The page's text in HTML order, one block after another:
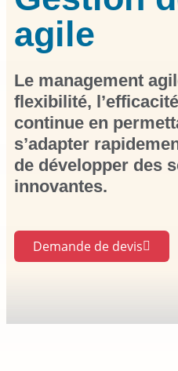
agile
Le management
flexibilité,
continue en
s’adapter
de développer des
innovantes.
Demande de devis